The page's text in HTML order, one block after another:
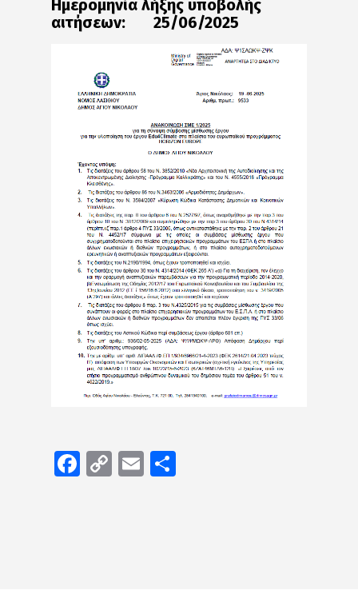
Ημερομηνία λήξης υποβολής
αιτήσεων: 25/06/2025
Facebook
CopyEmail